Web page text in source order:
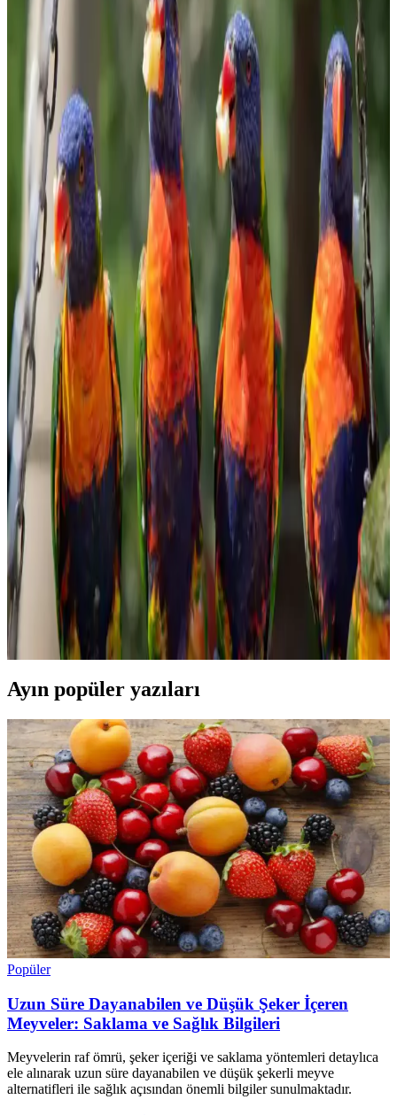
makalede, granola'nın faydaları ve seçim kriterleri detaylandırıldı.
Evde Bulyon Hazırlama Rehberi: Lezzetli ve Doğal
Tarifler
Evde bulyon hazırlamak, doğal ve lezzetli sonuçlar elde etmenizi
sağlar. Malzeme seçimi ve pişirme süresiyle zengin aromalar
yakalayın, sağlıklı ve ekonomik tarifler için ideal bir yöntem.
Ormanlı Pirinci Nedir ve Özellikleriyle Mutfakta
Doğal Bir Seçenek
Ormanlı pirinci, doğal ortamda yetişen aromatik ve sağlıklı bir pirinç
türüdür. Geleneksel tekniklerle hazırlanan bu pirinç, yemeklere
özgün tat ve aroma katar, doğru pişirme teknikleriyle lezzetini ortaya
çıkarır.
Bozkırlı Çavuşoğlu Tahin: Doğal ve Sağlıklı
Ürünlerle Marketlerde Öne Çıkıyor
Bozkırlı Çavuşoğlu tahin, yüksek kaliteli susam ve doğal üretim
yöntemleriyle sağlıklı beslenmeye uygun, marketlerde sık tercih
edilen organik ve katkısız bir tahin seçeneğidir.
Migros'ta Pratik ve Lezzetli Haşlamalık Mısır
Seçenekleri ve Kullanım İpuçları
Migros'ta satılan haşlamalık mısır, pratik hazırlanabilirliği ve sağlıklı
içeriğiyle öne çıkar. Taze veya dondurulmuş seçenekleriyle çeşitli
yemeklerde ve atıştırmalıklarda kullanılabilir, sofralarınıza lezzet
katmaya devam eder.
Konak Şekerleme ve Tatlı Sektöründe Tüketici
Tercihleri ve Piyasa Analizi
Şekerleme ve tatlı ürünleri, tüketicilerin ilgisini çeken geniş bir
yelpazeye sahiptir. Kalite, hijyen ve doğal içerik ön planda olup,
rekabet ve yenilikçilik sektörde öne çıkmayı sağlar.
Ayın popüler yazıları
Popüler
Uzun Süre Dayanabilen ve Düşük Şeker İçeren
Meyveler: Saklama ve Sağlık Bilgileri
Meyvelerin raf ömrü, şeker içeriği ve saklama yöntemleri detaylıca
ele alınarak uzun süre dayanabilen ve düşük şekerli meyve
alternatifleri ile sağlık açısından önemli bilgiler sunulmaktadır.